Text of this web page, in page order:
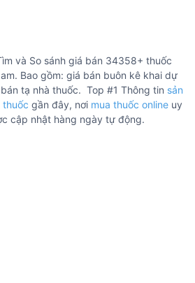
và So sánh giá bán 34358+ thuốc
Bao gồm: giá bán buôn kê khai dự
tạ nhà thuốc. Top #1 Thông tin sản
thuốc gần đây, nơi mua thuốc online uy
cập nhật hàng ngày tự động.